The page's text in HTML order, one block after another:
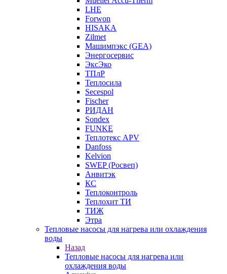
LHE
Forwon
HISAKA
Zilmet
Машимпэкс (GEA)
Энергосервис
ЭксЭко
ТПлР
Теплосила
Secespol
Fischer
РИДАН
Sondex
FUNKE
Теплотекс APV
Danfoss
Kelvion
SWEP (Росвеп)
Анвитэк
КС
Теплоконтроль
Теплохит ТИ
ТИЖ
Этра
Тепловые насосы для нагрева или охлаждения
воды
Назад
Тепловые насосы для нагрева или
охлаждения воды